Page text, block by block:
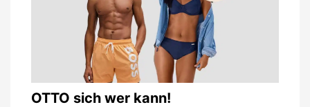
OTTO sich wer kann!